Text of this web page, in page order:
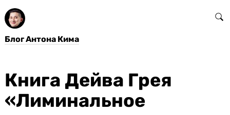
Блог Антона Кима
Книга Дейва Грея
«Лиминальное